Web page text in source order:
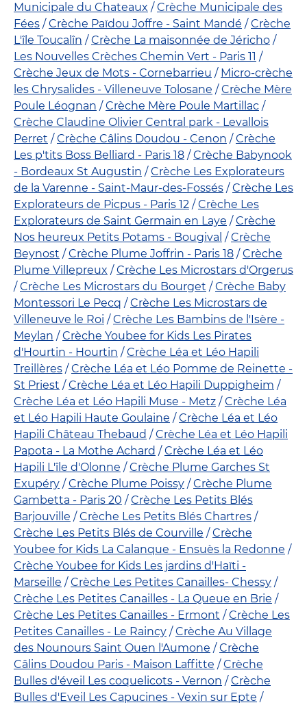
Municipale du Chateaux
Crèche Municipale des
Fées
Crèche Païdou Joffre - Saint Mandé
Crèche
L'île Toucalîn
Crèche La maisonnée de Jéricho
Les Nouvelles Crèches Chemin Vert - Paris 11
Crèche Jeux de Mots - Cornebarrieu
Micro-crèche
les Chrysalides - Villeneuve Tolosane
Crèche Mère
Poule Léognan
Crèche Mère Poule Martillac
Crèche Claudine Olivier Central park - Levallois
Perret
Crèche Câlins Doudou - Cenon
Crèche
Les p'tits Boss Belliard - Paris 18
Crèche Babynook
- Bordeaux St Augustin
Crèche Les Explorateurs
de la Varenne - Saint-Maur-des-Fossés
Crèche Les
Explorateurs de Picpus - Paris 12
Crèche Les
Explorateurs de Saint Germain en Laye
Crèche
Nos heureux Petits Potams - Bougival
Crèche
Beynost
Crèche Plume Joffrin - Paris 18
Crèche
Plume Villepreux
Crèche Les Microstars d'Orgerus
Crèche Les Microstars du Bourget
Crèche Baby
Montessori Le Pecq
Crèche Les Microstars de
Villeneuve le Roi
Crèche Les Bambins de l'Isère -
Meylan
Crèche Youbee for Kids Les Pirates
d'Hourtin - Hourtin
Crèche Léa et Léo Hapili
Treillères
Crèche Léa et Léo Pomme de Reinette -
St Priest
Crèche Léa et Léo Hapili Duppigheim
Crèche Léa et Léo Hapili Muse - Metz
Crèche Léa
et Léo Hapili Haute Goulaine
Crèche Léa et Léo
Hapili Château Thebaud
Crèche Léa et Léo Hapili
Papota - La Mothe Achard
Crèche Léa et Léo
Hapili L'île d'Olonne
Crèche Plume Garches St
Exupéry
Crèche Plume Poissy
Crèche Plume
Gambetta - Paris 20
Crèche Les Petits Blés
Barjouville
Crèche Les Petits Blés Chartres
Crèche Les Petits Blés de Courville
Crèche
Youbee for Kids La Calanque - Ensuès la Redonne
Crèche Youbee for Kids Les jardins d'Haïti -
Marseille
Crèche Les Petites Canailles- Chessy
Crèche Les Petites Canailles - La Queue en Brie
Crèche Les Petites Canailles - Ermont
Crèche Les
Petites Canailles - Le Raincy
Crèche Au Village
des Nounours Saint Ouen l'Aumone
Crèche
Câlins Doudou Paris - Maison Laffitte
Crèche
Bulles d'éveil Les coquelicots - Vernon
Crèche
Bulles d'Eveil Les Capucines - Vexin sur Epte